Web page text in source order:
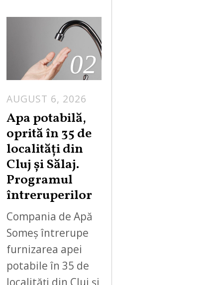
02
AUGUST 6, 2026
Apa potabilă,
oprită în 35 de
localități din
Cluj și Sălaj.
Programul
întreruperilor
Compania de Apă
Someș întrerupe
furnizarea apei
potabile în 35 de
localități din Cluj și